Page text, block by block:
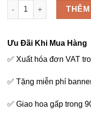
Vòng đám tang - C80 số
Ưu Đãi Khi Mua Hàng
✅ Xuất hóa đơn VAT
✅ Tặng miễn phí
✅ Giao hoa gấp trong